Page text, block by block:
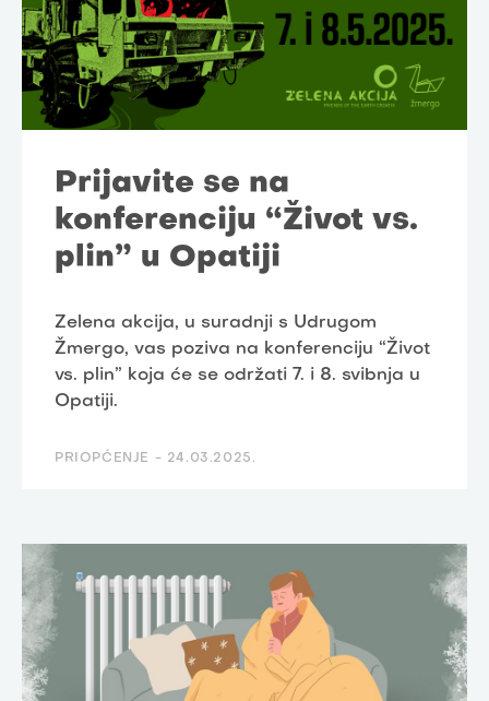
Prijavite se na
konferenciju “Život vs.
plin” u Opatiji
Zelena akcija, u suradnji s Udrugom
Žmergo, vas poziva na konferenciju “Život
vs. plin” koja će se održati 7. i 8. svibnja u
Opatiji.
PRIOPĆENJE - 24.03.2025.